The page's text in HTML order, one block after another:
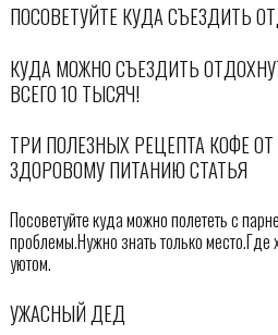
ПОСОВЕТУЙТЕ КУДА СЪЕЗДИТЬ
КУДА МОЖНО СЪЕЗДИТЬ
ВСЕГО 10 ТЫСЯЧ!
ТРИ ПОЛЕЗНЫХ РЕЦЕПТА КОФЕ
ЗДОРОВОМУ ПИТАНИЮ СТАТЬЯ
Посоветуйте куда можно полететь с
проблемы.Нужно знать только место.Где
уютом.
УЖАСНЫЙ ДЕД